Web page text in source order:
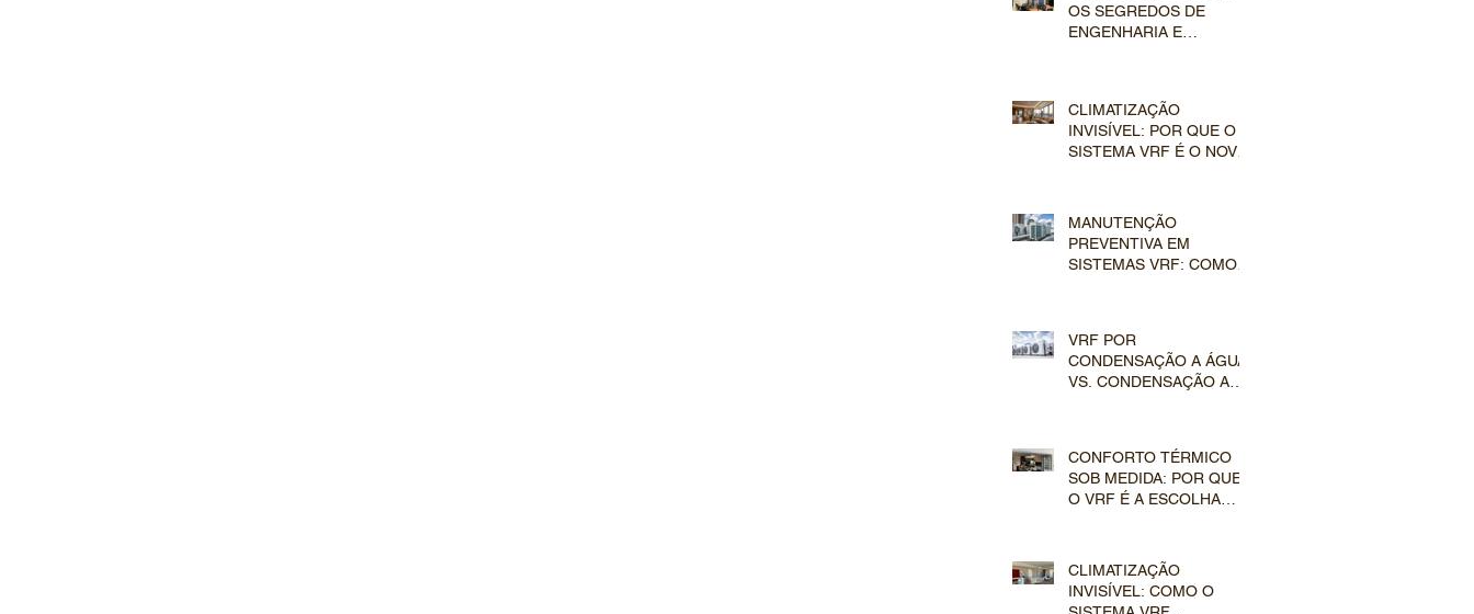
OS SEGREDOS DE
ENGENHARIA E
CLIMATIZAÇÃO
INVISÍVEL: POR QUE O
SISTEMA VRF É O NOVO
MANUTENÇÃO
PREVENTIVA EM
SISTEMAS VRF: COMO
VRF POR
CONDENSAÇÃO A ÁGUA
VS. CONDENSAÇÃO A
CONFORTO TÉRMICO
SOB MEDIDA: POR QUE
O VRF É A ESCOLHA
RESIDÊNCIAS?
CLIMATIZAÇÃO
INVISÍVEL: COMO O